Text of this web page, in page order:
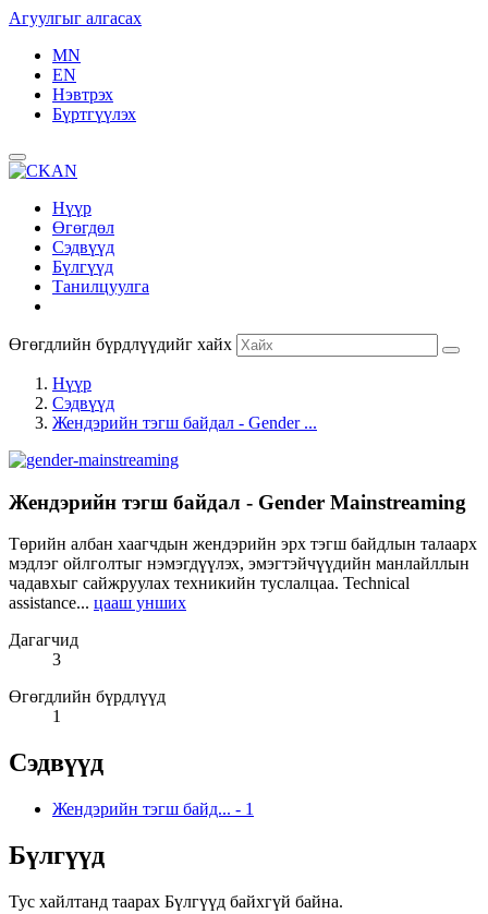
Агуулгыг алгасах
MN
EN
Нэвтрэх
Бүртгүүлэх
Нүүр
Өгөгдөл
Сэдвүүд
Бүлгүүд
Танилцуулга
Өгөгдлийн бүрдлүүдийг хайх
Нүүр
Сэдвүүд
Жендэрийн тэгш байдал - Gender ...
Жендэрийн тэгш байдал - Gender Mainstreaming
Төрийн албан хаагчдын жендэрийн эрх тэгш байдлын талаарх
мэдлэг ойлголтыг нэмэгдүүлэх, эмэгтэйчүүдийн манлайллын
чадавхыг сайжруулах техникийн туслалцаа. Technical
assistance... цааш унших
Дагагчид
3
Өгөгдлийн бүрдлүүд
1
Сэдвүүд
Жендэрийн тэгш байд... - 1
Бүлгүүд
Тус хайлтанд таарах Бүлгүүд байхгүй байна.